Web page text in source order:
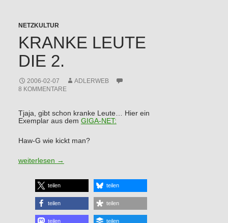
NETZKULTUR
KRANKE LEUTE
DIE 2.
2006-02-07
ADLERWEB
8 KOMMENTARE
Tjaja, gibt schon kranke Leute… Hier ein
Exemplar aus dem GIGA-NET:
Haw-G wie kickt man?
Kranke Leute die 2.
weiterlesen →
teilen teilen
teilen teilen
teilen teilen